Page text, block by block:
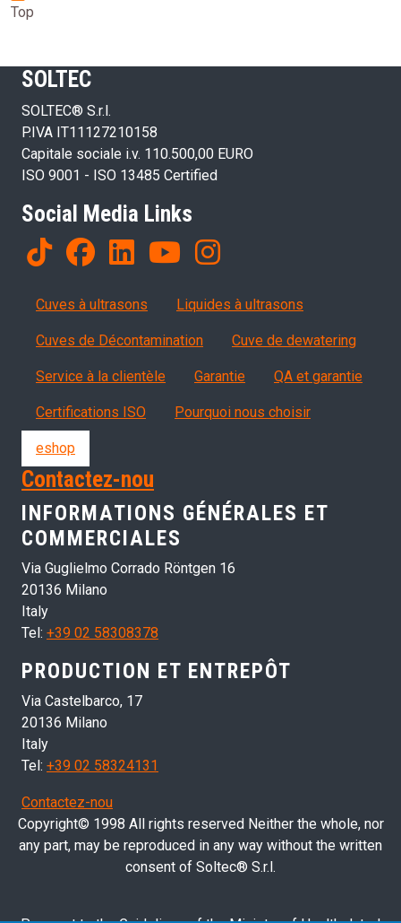
Top
SOLTEC
SOLTEC® S.r.l.
P.IVA IT11127210158
Capitale sociale i.v. 110.500,00 EURO
ISO 9001 - ISO 13485 Certified
Social Media Links
Products
Cuves à ultrasons Liquides à ultrasons
Cuves de Décontamination Cuve de dewatering
Servizi, garanzia, QA
Service à la clientèle Garantie QA et garantie
Certifications ISO Pourquoi nous choisir
eshop
Contactez-nou
INFORMATIONS GÉNÉRALES ET
COMMERCIALES
Via Guglielmo Corrado Röntgen 16
20136 Milano
Italy
Tel: +39 02 58308378
PRODUCTION ET ENTREPÔT
Via Castelbarco, 17
20136 Milano
Italy
Tel: +39 02 58324131
Contactez-nou
Copyright© 1998 All rights reserved Neither the whole, nor
any part, may be reproduced in any way without the written
consent of Soltec® S.r.l.